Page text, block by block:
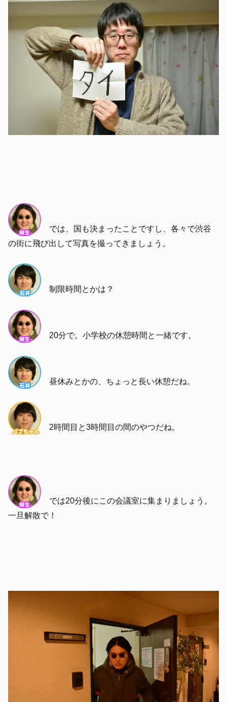
では、国も決まったことですし、各々で渋谷
の街に飛び出して写真を撮ってきましょう。
制限時間とかは？
20分で。小学校の休憩時間と一緒です。
昼休みとかの、ちょっと長い休憩だね。
2時間目と3時間目の間のやつだね。
では20分後にこの会議室に集まりましょう。
一旦解散で！